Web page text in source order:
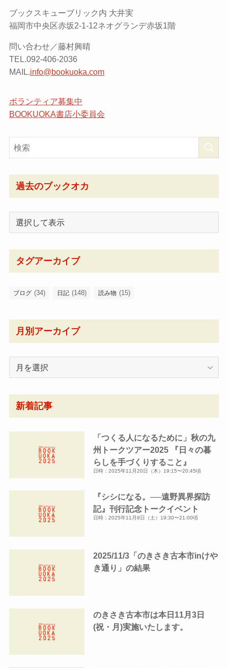
ブックスキューブリック内 大井実
福岡市中央区赤坂2-1-12ネオグランデ赤坂1階
問い合わせ／藤村興晴
TEL.092-406-2036
MAIL.info@bookuoka.com
ボランティア募集中
BOOKUOKA書店小委員会
過去のブックオカ
タグアーカイブ
ブログ (34) 日記 (148) 読み物 (15)
月別アーカイブ
ー
カ
新着記事
「つくる人になるために」秋の九
州トークツアー2025 『日々の暮
らしを手づくりすること』
日時：2025年11月20日（木）19:15〜20:45頃
『シシになる。──遠野異界探訪
記』刊行記念トークイベント
日時：2025年11月8日（土）19:30〜21:00頃
2025/11/3「のきさき古本市inけや
き通り」の結果
のきさき古本市は本日11月3日
(祝・月)実施いたします。